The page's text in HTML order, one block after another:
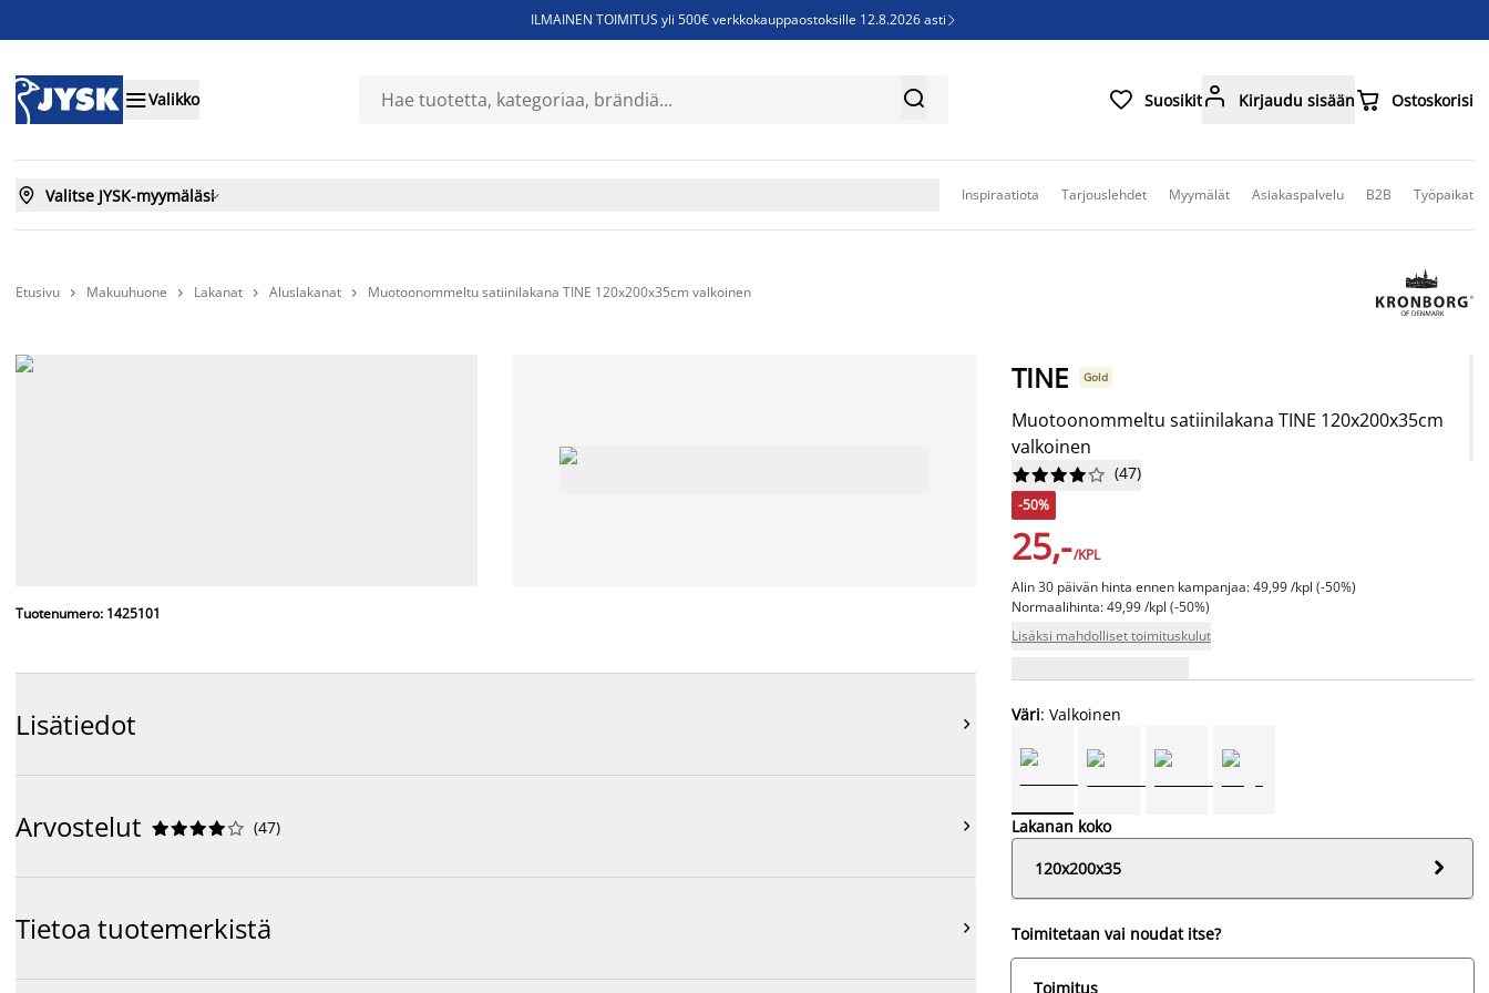
ILMAINEN TOIMITUS yli 500€ verkkokauppaostoksille 12.8.2026 asti 
Sijauspatjoja - Säästä jopa 60%
Valikko   Suosikit Kirjaudu sisään Ostoskorisi
 Valitse JYSK-myymäläsi Inspiraatiota Tarjouslehdet Myymälät Asiakaspalvelu B2B Työpaikat
Etusivu  Makuuhuone  Lakanat  Aluslakanat  Muotoonommeltu satiinilakana TINE 120x200x35cm valkoinen
Tuotenumero: 1425101
Lisätiedot 
Arvostelut 




 (47) 
Tietoa tuotemerkistä 
TINE Gold
Muotoonommeltu satiinilakana TINE 120x200x35cm
valkoinen





 (47)
-50%
25,-/KPL
Alin 30 päivän hinta ennen kampanjaa: 49,99 /kpl (-50%)
Normaalihinta: 49,99 /kpl (-50%)
Lisäksi mahdolliset toimituskulut
Väri: Valkoinen
Lakanan koko
120x200x35

Toimitetaan vai noudat itse?
Toimitus